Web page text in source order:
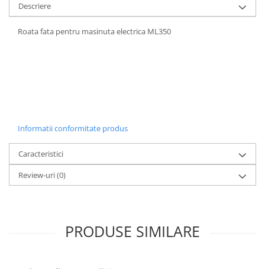
Descriere
Roata fata pentru masinuta electrica ML350
Informatii conformitate produs
Caracteristici
Review-uri(0)
PRODUSE SIMILARE